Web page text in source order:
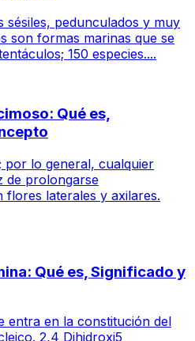
sésiles, pedunculados y muy
son formas marinas que se
150 especies....
Qué es,
por lo general, cualquier
de prolongarse
flores laterales y axilares.
Qué es, Significado y
entra en la constitución del
2,4 Dihidroxi5